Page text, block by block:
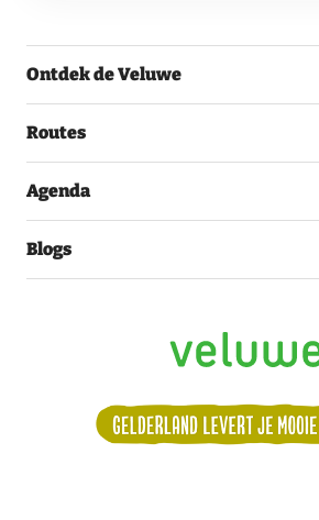
HET
Ontdek de Veluwe
Routes
Agenda
Blogs